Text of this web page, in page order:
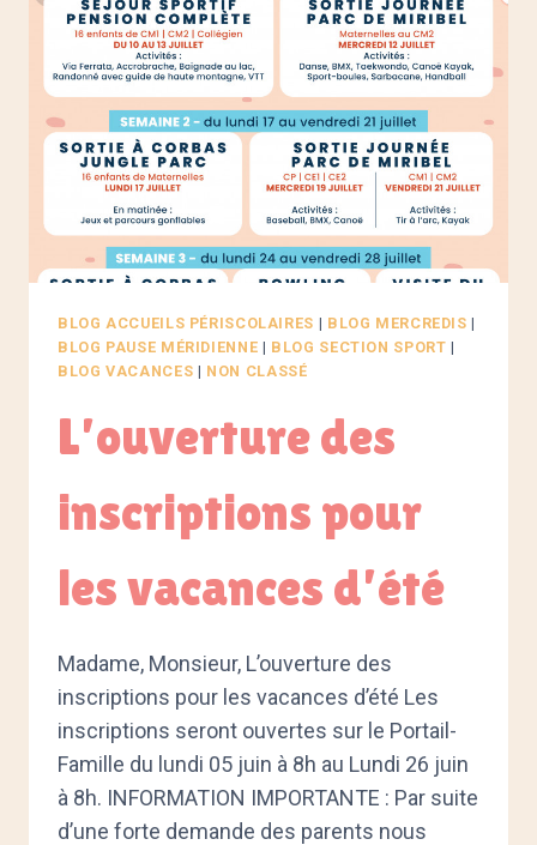
BLOG ACCUEILS PÉRISCOLAIRES | BLOG MERCREDIS |
BLOG PAUSE MÉRIDIENNE | BLOG SECTION SPORT |
BLOG VACANCES | NON CLASSÉ
L’ouverture des
inscriptions pour
les vacances d’été
Madame, Monsieur, L’ouverture des
inscriptions pour les vacances d’été Les
inscriptions seront ouvertes sur le Portail-
Famille du lundi 05 juin à 8h au Lundi 26 juin
à 8h. INFORMATION IMPORTANTE : Par suite
d’une forte demande des parents nous